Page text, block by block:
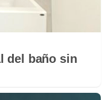
del baño sin